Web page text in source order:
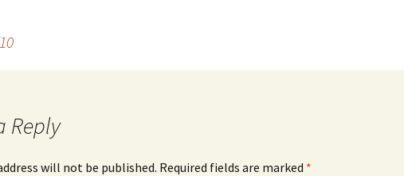
Reply
will not be published. Required fields are marked *